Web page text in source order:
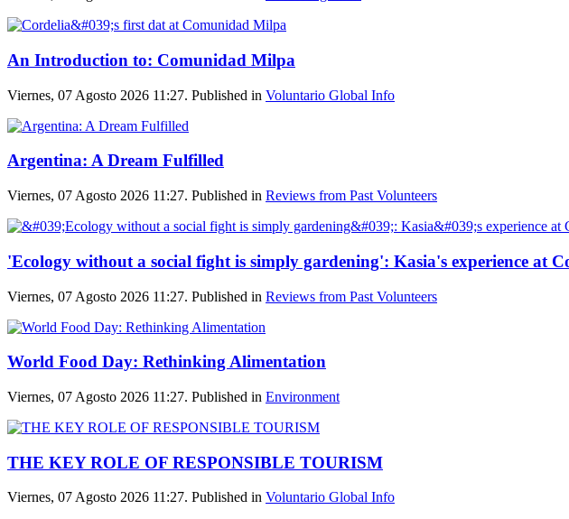
An Introduction to: Comunidad Milpa
Viernes, 07 Agosto 2026 11:27. Published in Voluntario Global Info
Argentina: A Dream Fulfilled
Viernes, 07 Agosto 2026 11:27. Published in Reviews from Past Volunteers
'Ecology without a social fight is simply gardening': Kasia's experience at
Viernes, 07 Agosto 2026 11:27. Published in Reviews from Past Volunteers
World Food Day: Rethinking Alimentation
Viernes, 07 Agosto 2026 11:27. Published in Environment
THE KEY ROLE OF RESPONSIBLE TOURISM
Viernes, 07 Agosto 2026 11:27. Published in Voluntario Global Info